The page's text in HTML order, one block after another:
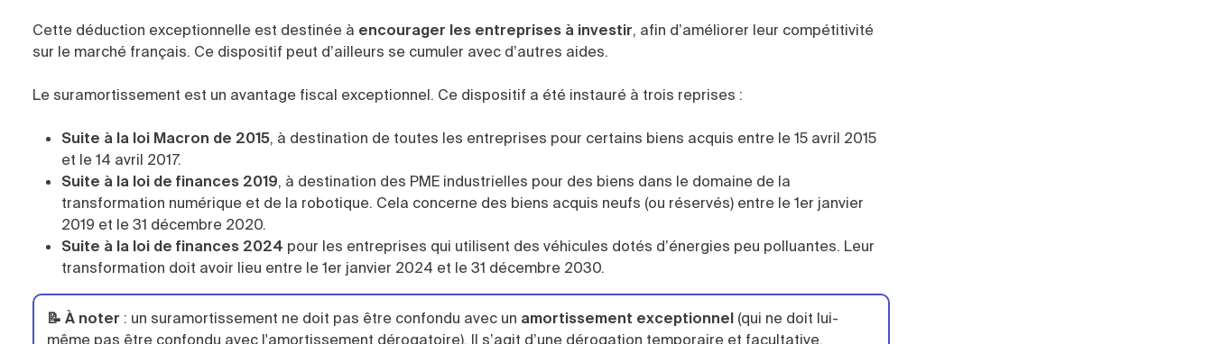
Cette déduction exceptionnelle est destinée à encourager les entreprises à investir, afin d’améliorer leur compétitivité
sur le marché français. Ce dispositif peut d’ailleurs se cumuler avec d’autres aides.
Le suramortissement est un avantage fiscal exceptionnel. Ce dispositif a été instauré à trois reprises :
Suite à la loi Macron de 2015, à destination de toutes les entreprises pour certains biens acquis entre le 15 avril 2015
et le 14 avril 2017.
Suite à la loi de finances 2019, à destination des PME industrielles pour des biens dans le domaine de la
transformation numérique et de la robotique. Cela concerne des biens acquis neufs (ou réservés) entre le 1er janvier
2019 et le 31 décembre 2020.
Suite à la loi de finances 2024 pour les entreprises qui utilisent des véhicules dotés d’énergies peu polluantes. Leur
transformation doit avoir lieu entre le 1er janvier 2024 et le 31 décembre 2030.
📝 À noter : un suramortissement ne doit pas être confondu avec un amortissement exceptionnel (qui ne doit lui-
même pas être confondu avec l'amortissement dérogatoire). Il s’agit d’une dérogation temporaire et facultative,